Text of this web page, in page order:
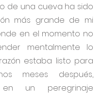
de una cueva ha sido
más grande de mi
en el momento no
mentalmente lo
estaba listo para
meses después,
un peregrinaje